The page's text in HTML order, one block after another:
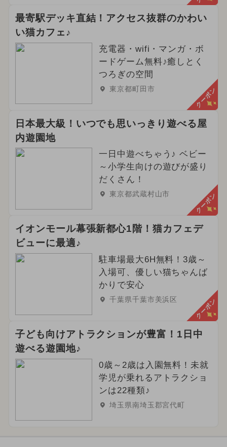
最寄駅デッキ直結！アクセス抜群のかわい
い猫カフェ♪
充電器・wifi・マンガ・ボ
ードゲーム無料♪癒しとく
つろぎの空間
東京都町田市 クーポン
日本最大級！いつでも思いっきり遊べる屋
内遊園地
一日中遊べちゃう♪ ベビー
～小学生向けの遊びが盛り
だくさん！
東京都武蔵村山市 クーポン
イオンモール幕張新都心1階！猫カフェデ
ビューに最適♪
駐車場最大6H無料！3歳～
入場可、優しい猫ちゃんば
かりで安心
千葉県千葉市美浜区 クーポン
子ども向けアトラクションが豊富！1日中
遊べる遊園地♪
0歳～2歳は入園無料！未就
学児が乗れるアトラクショ
ンは22種類♪
埼玉県南埼玉郡宮代町